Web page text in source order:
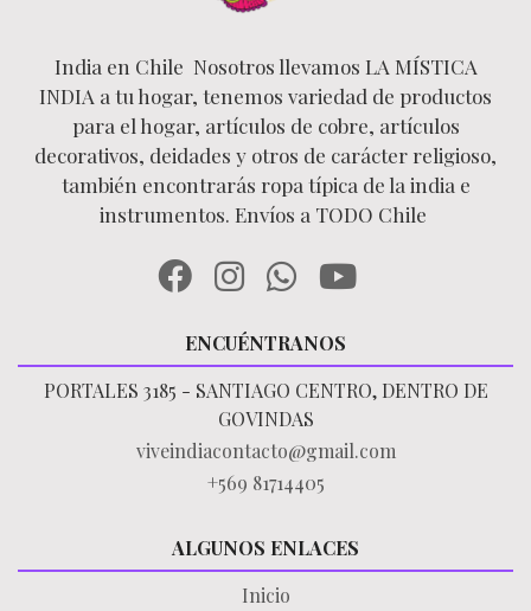
India en Chile Nosotros llevamos LA MÍSTICA
INDIA a tu hogar, tenemos variedad de productos
para el hogar, artículos de cobre, artículos
decorativos, deidades y otros de carácter religioso,
también encontrarás ropa típica de la india e
instrumentos. Envíos a TODO Chile
ENCUÉNTRANOS
PORTALES 3185 - SANTIAGO CENTRO, DENTRO DE
GOVINDAS
viveindiacontacto@gmail.com
+569 81714405
ALGUNOS ENLACES
Inicio